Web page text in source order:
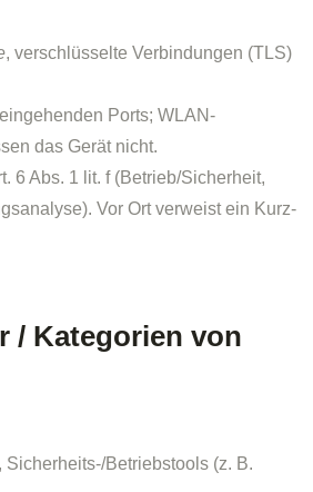
, verschlüsselte Verbindungen (TLS)
Ports; WLAN-
das Gerät nicht.
6 Abs. 1 lit. f (Betrieb/Sicherheit,
Vor Ort verweist ein Kurz-
/ Kategorien von
Sicherheits-/Betriebstools (z. B.